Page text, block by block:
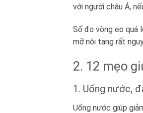
với người châu Á,
Số đo vòng eo quá
mỡ nội tạng rất
2. 12 mẹo
1. Uống nước,
Uống nước giúp